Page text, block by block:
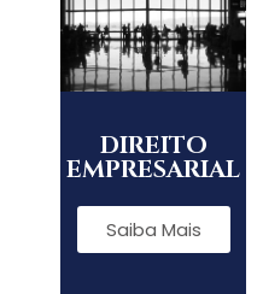
DIREITO
EMPRESARIAL
Saiba Mais